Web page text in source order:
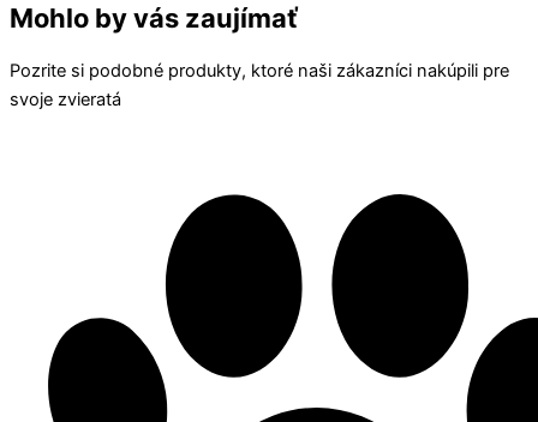
Mohlo by vás zaujímať
Pozrite si podobné produkty, ktoré naši zákazníci nakúpili pre
svoje zvieratá